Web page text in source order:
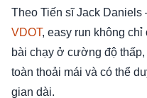
Theo Tiến sĩ Jack
VDOT, easy run không
bài chạy ở cường độ
toàn thoải mái và có thể
gian dài.